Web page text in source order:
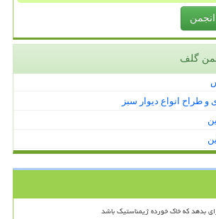
گلف
طراح انواع دیوار سبز
بدهد که خاک خورده ژیمناستیک باشد